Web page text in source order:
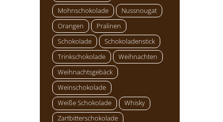
Mohnschokolade
Nussnougat
Orangen
Pralinen
Schokolade
Schokoladenstick
Trinkschokolade
Weihnachten
Weihnachtsgebäck
Weinschokolade
Weiße Schokolade
Whisky
Zartbitterschokolade